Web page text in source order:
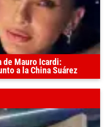
de Mauro Icardi:
a la China Suárez